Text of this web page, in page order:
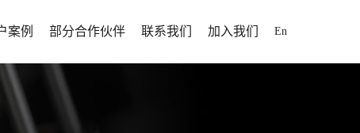
决方案
决方案
案例
户案例
部分合作伙伴 联系我们 加入我们 En